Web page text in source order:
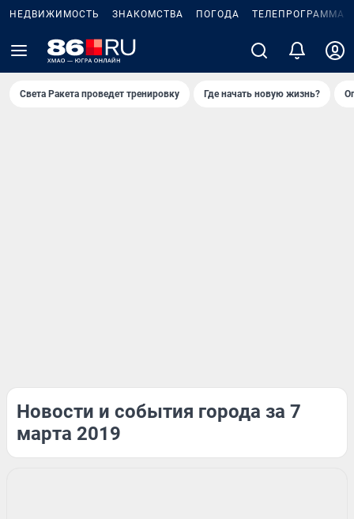
НЕДВИЖИМОСТЬ ЗНАКОМСТВА ПОГОДА ТЕЛЕПРОГРАММА
Света Ракета проведет тренировку Где начать новую жизнь?
Новости и события города за 7
марта 2019